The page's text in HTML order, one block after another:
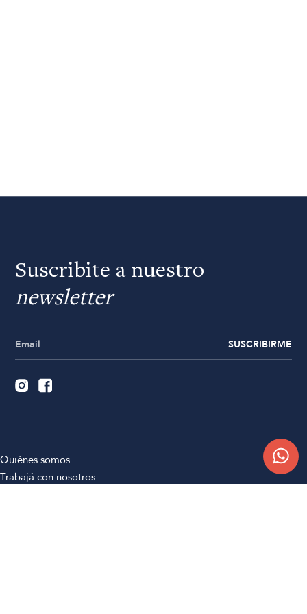
Suscribite a nuestro
newsletter
SUSCRIBIRME
Quiénes somos
Trabajá con nosotros